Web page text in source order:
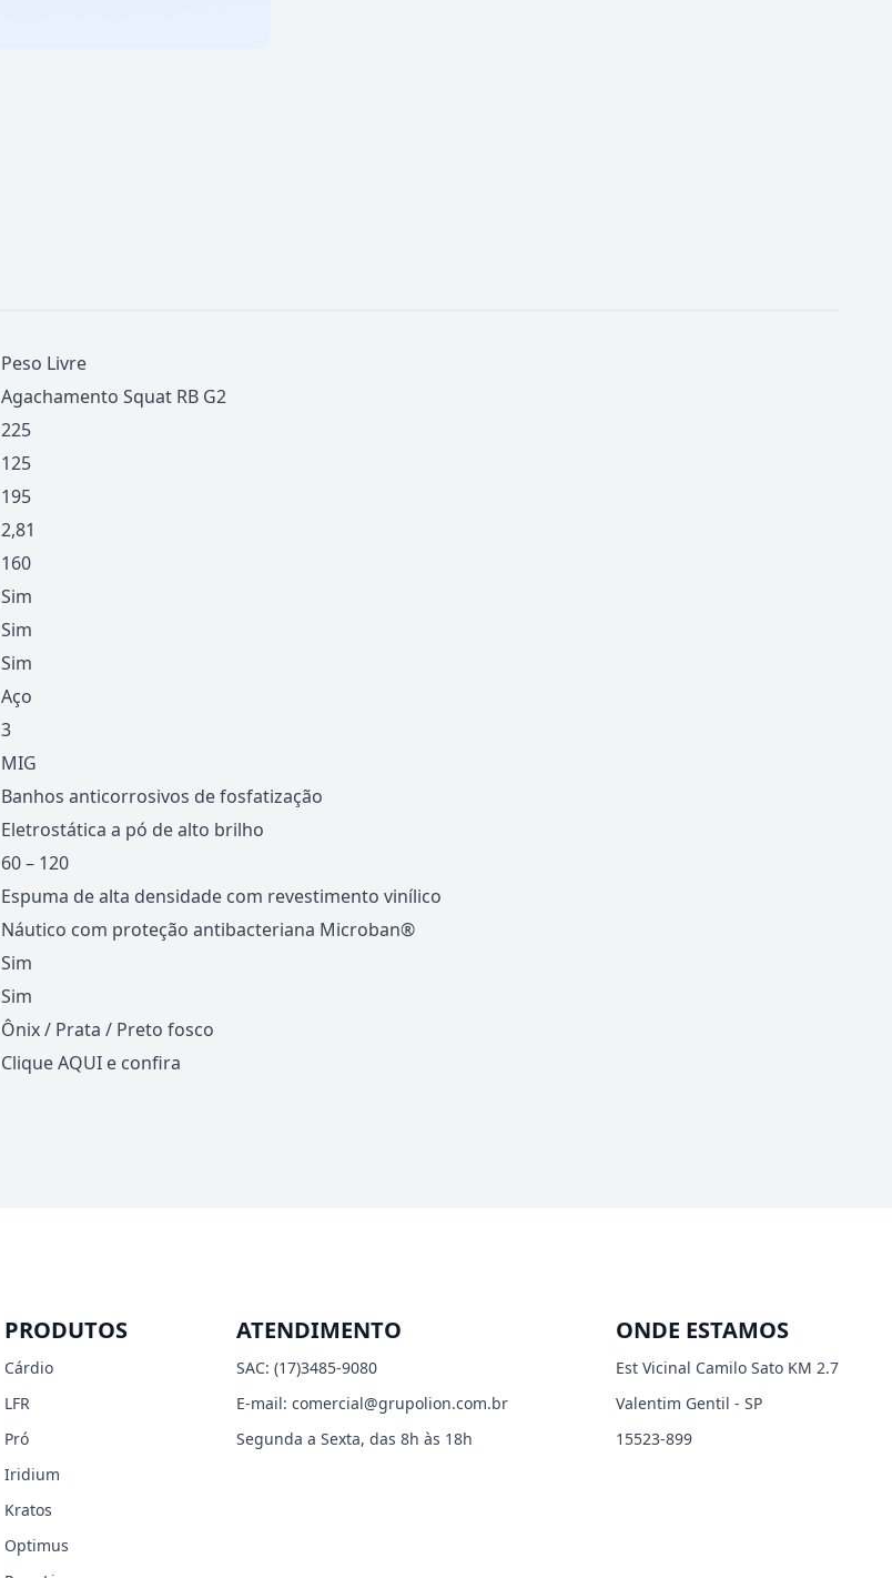
Peso Livre
Agachamento Squat RB G2
225
125
195
2,81
160
Sim
Sim
Sim
Aço
3
MIG
Banhos anticorrosivos de fosfatização
Eletrostática a pó de alto brilho
60 – 120
Espuma de alta densidade com revestimento vinílico
Náutico com proteção antibacteriana Microban®
Sim
Sim
Ônix / Prata / Preto fosco
CliqueAQUI e confira
PRODUTOS
Cárdio
LFR
Pró
Iridium
Kratos
Optimus
ATENDIMENTO
SAC: (17)3485-9080
E-mail: comercial@grupolion.com.br
Segunda a Sexta, das 8h às 18h
ONDE ESTAMOS
Est Vicinal Camilo Sato KM 2.7
Valentim Gentil - SP
15523-899